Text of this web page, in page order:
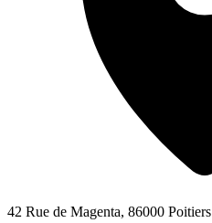
42 Rue de Magenta, 86000 Poitiers